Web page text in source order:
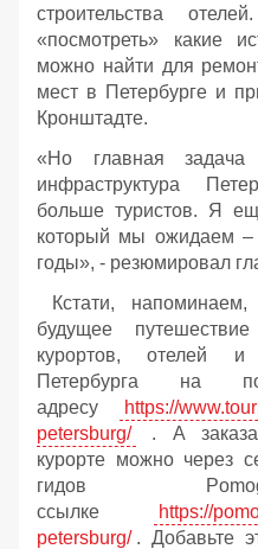
строительства
«посмотреть» какие
можно найти для
мест в Петербурге и
Кронштадте.
«Но главная
инфраструктура
больше туристов. Я
который мы ожидаем
годы», - резюмировал
Кстати,
будущее
курортов, отелей и
Петербурга на
адресу
https://
petersburg/
. А
курорте можно через
гидов
ссылке
https://
petersburg/ . Добавьте